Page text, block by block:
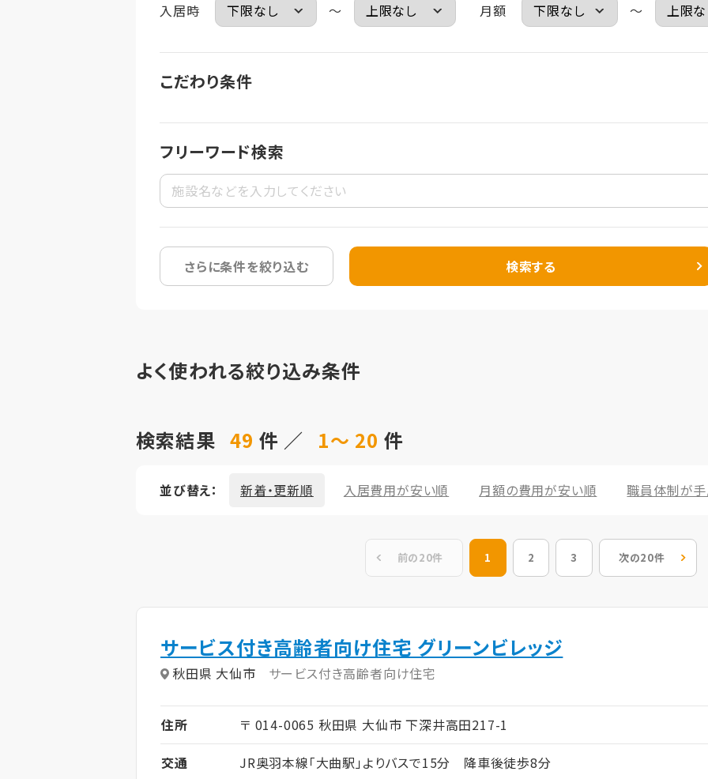
入居時 ～ 月額 ～
こだわり条件
フリーワード検索
さらに条件を絞り込む 検索する
よく使われる絞り込み条件
検索結果 49 件 ／ 1～ 20 件
並び替え： 新着・更新順 入居費用が安い順 月額の費用が安い順 職員体制が
前の20件 1 2 3 次の20件
サービス付き高齢者向け住宅 グリーンビレッジ
秋田県 大仙市 サービス付き高齢者向け住宅
住所
〒 014-0065 秋田県 大仙市 下深井高田217-1
交通
JR奥羽本線「大曲駅」よりバスで15分 降車後徒歩8分